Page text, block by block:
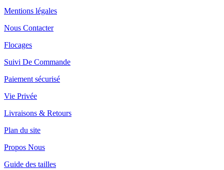
Mentions légales
Nous Contacter
Flocages
Suivi De Commande
Paiement sécurisé
Vie Privée
Livraisons & Retours
Plan du site
Propos Nous
Guide des tailles